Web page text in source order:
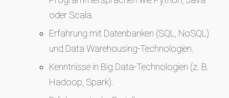
oder Scala.
Erfahrung mit Datenbanken (SQL, NoSQL)
und Data Warehousing-Technologien.
Kenntnisse in Big Data-Technologien (z. B.
Hadoop, Spark).